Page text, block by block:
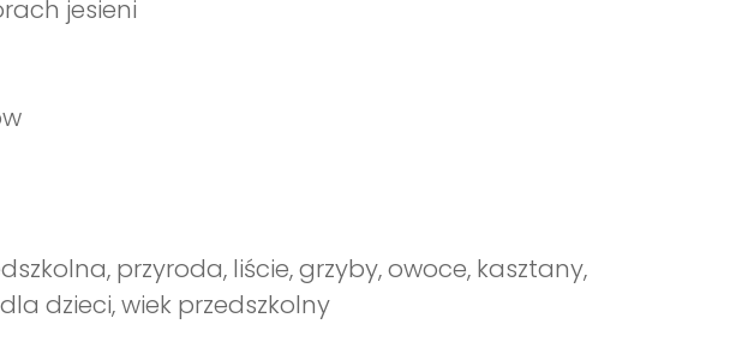
jesieni
przyroda, liście, grzyby, owoce, kasztany,
dzieci, wiek przedszkolny